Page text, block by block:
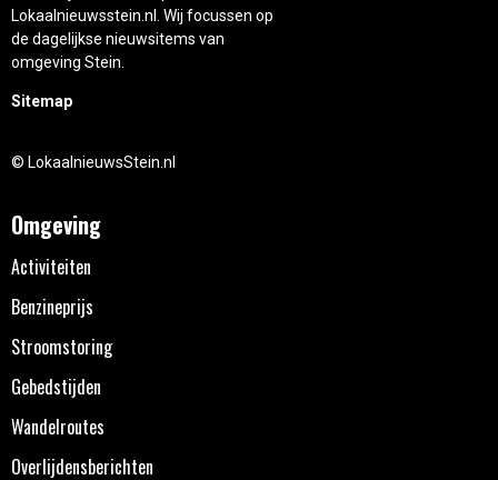
Lokaalnieuwsstein.nl. Wij focussen op
de dagelijkse nieuwsitems van
omgeving Stein.
Sitemap
© LokaalnieuwsStein.nl
Omgeving
Activiteiten
Benzineprijs
Stroomstoring
Gebedstijden
Wandelroutes
Overlijdensberichten